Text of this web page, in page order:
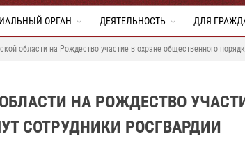
ОРГАН ДЕЯТЕЛЬНОСТЬ ДЛЯ
области на Рождество участие в охране общественного
НА РОЖДЕСТВО
СОТРУДНИКИ РОСГВАРДИИ